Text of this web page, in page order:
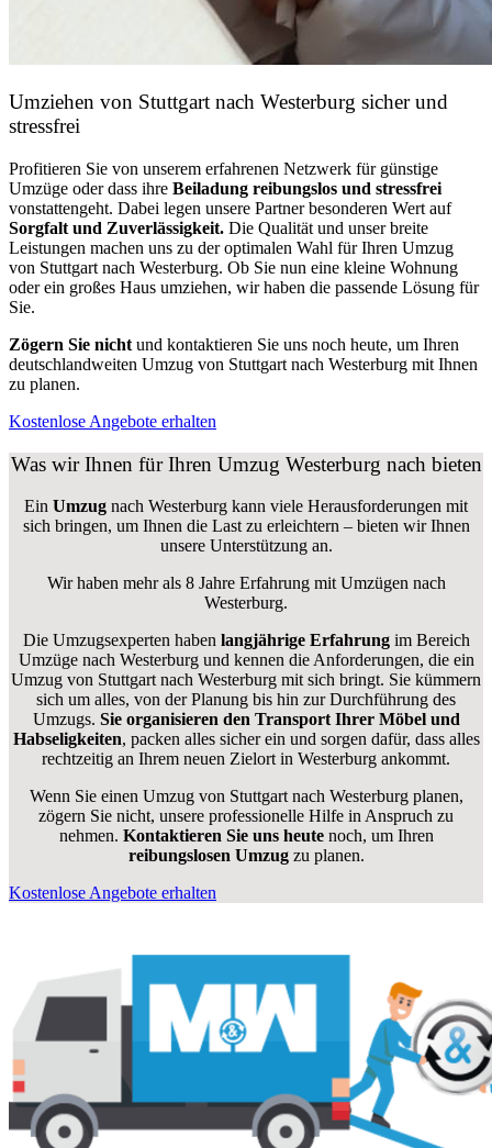
Umziehen von Stuttgart nach Westerburg sicher und
stressfrei
Profitieren Sie von unserem erfahrenen Netzwerk für günstige
Umzüge oder dass ihre Beiladung reibungslos und stressfrei
vonstattengeht. Dabei legen unsere Partner besonderen Wert auf
Sorgfalt und Zuverlässigkeit. Die Qualität und unser breite
Leistungen machen uns zu der optimalen Wahl für Ihren Umzug
von Stuttgart nach Westerburg. Ob Sie nun eine kleine Wohnung
oder ein großes Haus umziehen, wir haben die passende Lösung für
Sie.
Zögern Sie nicht und kontaktieren Sie uns noch heute, um Ihren
deutschlandweiten Umzug von Stuttgart nach Westerburg mit Ihnen
zu planen.
Kostenlose Angebote erhalten
Was wir Ihnen für Ihren Umzug Westerburg nach bieten
Ein Umzug nach Westerburg kann viele Herausforderungen mit
sich bringen, um Ihnen die Last zu erleichtern – bieten wir Ihnen
unsere Unterstützung an.
Wir haben mehr als 8 Jahre Erfahrung mit Umzügen nach
Westerburg.
Die Umzugsexperten haben langjährige Erfahrungim Bereich
Umzüge nach Westerburg und kennen die Anforderungen, die ein
Umzug von Stuttgart nach Westerburg mit sich bringt. Sie kümmern
sich um alles, von der Planung bis hin zur Durchführung des
Umzugs. Sie organisieren den Transport Ihrer Möbel und
Habseligkeiten, packen alles sicher ein und sorgen dafür, dass alles
rechtzeitig an Ihrem neuen Zielort in Westerburg ankommt.
Wenn Sie einen Umzug von Stuttgart nach Westerburg planen,
zögern Sie nicht, unsere professionelle Hilfe in Anspruch zu
nehmen. Kontaktieren Sie uns heutenoch, um Ihren
reibungslosen Umzugzu planen.
Kostenlose Angebote erhalten